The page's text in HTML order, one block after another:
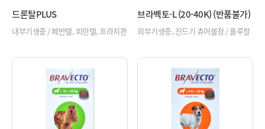
드론탈PLUS
내부기생충 / 페반텔, 피란텔, 프라지콴
텔 / 개
브라벡토-L (20-40K) (반품불가)
외부기생충, 진드기 츄어블정 / 플루랄
라너 / 개